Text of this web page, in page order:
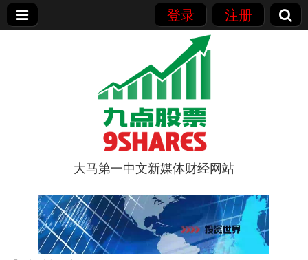
登录 注册
9点股票
大马第一中文新媒体财经网站